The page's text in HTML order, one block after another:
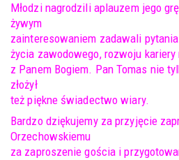
Młodzi nagrodzili aplauzem jego
żywym
zainteresowaniem zadawali
życia zawodowego, rozwoju
z Panem Bogiem. Pan Tomas nie
złożył
też piękne świadectwo wiary.
Bardzo dziękujemy za przyjęcie
Orzechowskiemu
za zaproszenie gościa i